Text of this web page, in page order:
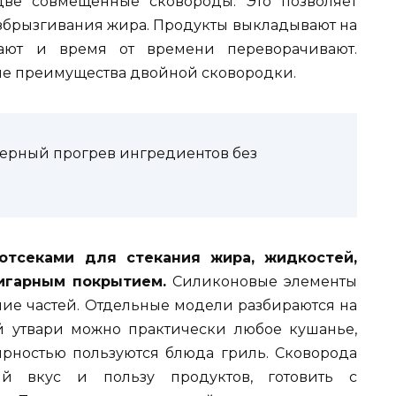
жира. Продукты выкладывают на
и время от времени переворачивают.
преимущества двойной сковородки.
прогрев ингредиентов без
для стекания жира, жидкостей,
покрытием. Силиконовые элементы
частей. Отдельные модели разбираются на
утвари можно практически любое кушанье,
пользуются блюда гриль. Сковорода
вкус и пользу продуктов, готовить с